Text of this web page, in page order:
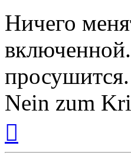
Ничего
Nein zum
началу